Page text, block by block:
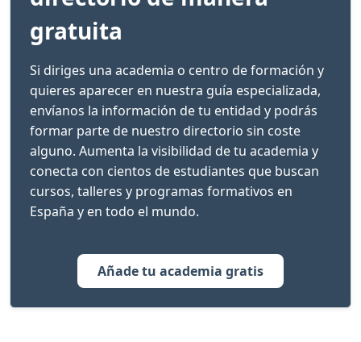
gratuita
Si diriges una academia o centro de formación y
quieres aparecer en nuestra guía especializada,
envíanos la información de tu entidad y podrás
formar parte de nuestro directorio sin coste
alguno. Aumenta la visibilidad de tu academia y
conecta con cientos de estudiantes que buscan
cursos, talleres y programas formativos en
España y en todo el mundo.
Añade tu academia gratis